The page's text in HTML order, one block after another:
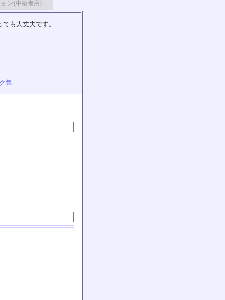
ン(中級者用)
も大丈夫です。
集